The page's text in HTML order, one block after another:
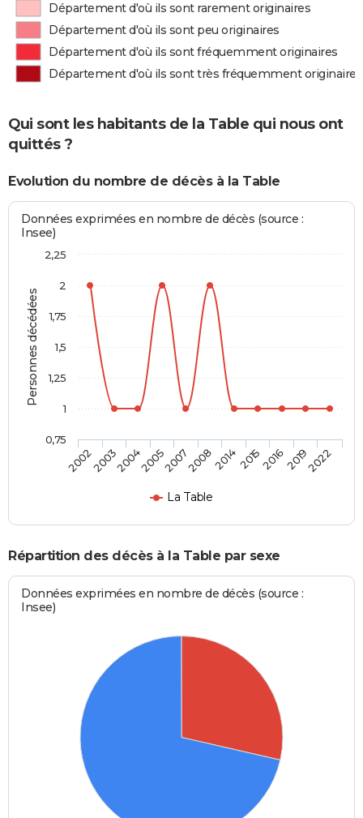
Département d'où ils sont rarement originaires
Département d'où ils sont peu originaires
Département d'où ils sont fréquemment originaires
Département d'où ils sont très fréquemment originaires
Qui sont les habitants de la Table qui nous ont
quittés ?
Evolution du nombre de décès à la Table
Personnes décédées
Données exprimées en nombre de décès (source :
Insee)
La Table
20022003200420052007200820142015201620192022
0,75
1
1,25
1,5
1,75
2
2,25
Répartition des décès à la Table par sexe
Données exprimées en nombre de décès (source :
Insee)